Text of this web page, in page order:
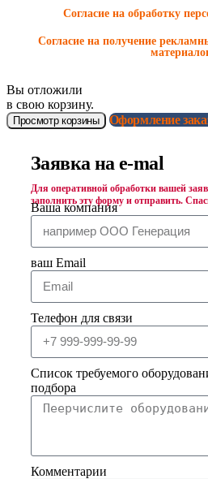
Согласие на обработку
Согласие на получение
Вы отложили
в свою корзину.
Просмотр корзины Оформление
Заявка на e-mal
Для оперативной обработки вашей
заполнить эту форму и отправить.
Ваша компания
ваш Email
Телефон для связи
Список требуемого
подбора
Комментарии